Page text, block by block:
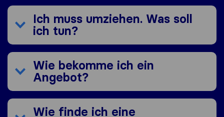
Ich muss umziehen. Was soll
ich tun?
Wie bekomme ich ein
Angebot?
Wie finde ich eine